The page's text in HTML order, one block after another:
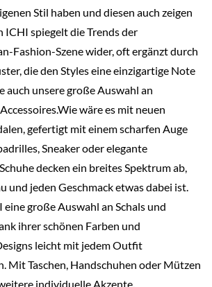
Stil haben und diesen auch zeigen
ICHI spiegelt die Trends der
Fashion-Szene wider, oft ergänzt durch
die den Styles eine einzigartige Note
auch unsere große Auswahl an
wäre es mit neuen
gefertigt mit einem scharfen Auge
Sneaker oder elegante
decken ein breites Spektrum ab,
und jeden Geschmack etwas dabei ist.
große Auswahl an Schals und
ihrer schönen Farben und
leicht mit jedem Outfit
Mit Taschen, Handschuhen oder Mützen
individuelle Akzente.